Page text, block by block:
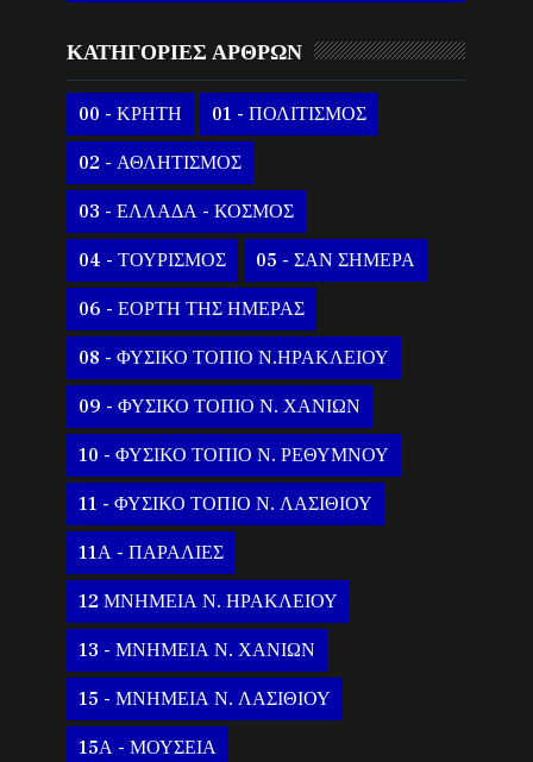
ΚΑΤΗΓΟΡΙΕΣ ΑΡΘΡΩΝ
00 - ΚΡΗΤΗ 01 - ΠΟΛΙΤΙΣΜΟΣ
02 - ΑΘΛΗΤΙΣΜΟΣ
03 - ΕΛΛΑΔΑ - ΚΟΣΜΟΣ
04 - ΤΟΥΡΙΣΜΟΣ 05 - ΣΑΝ ΣΗΜΕΡΑ
06 - ΕΟΡΤΗ ΤΗΣ ΗΜΕΡΑΣ
08 - ΦΥΣΙΚΟ ΤΟΠΙΟ Ν.ΗΡΑΚΛΕΙΟΥ
09 - ΦΥΣΙΚΟ ΤΟΠΙΟ Ν. ΧΑΝΙΩΝ
10 - ΦΥΣΙΚΟ ΤΟΠΙΟ Ν. ΡΕΘΥΜΝΟΥ
11 - ΦΥΣΙΚΟ ΤΟΠΙΟ Ν. ΛΑΣΙΘΙΟΥ
11Α - ΠΑΡΑΛΙΕΣ
12 ΜΝΗΜΕΙΑ Ν. ΗΡΑΚΛΕΙΟΥ
13 - ΜΝΗΜΕΙΑ Ν. ΧΑΝΙΩΝ
15 - ΜΝΗΜΕΙΑ Ν. ΛΑΣΙΘΙΟΥ
15Α - ΜΟΥΣΕΙΑ